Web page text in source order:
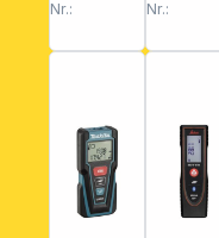
Nr.:
lineal
Nr.: